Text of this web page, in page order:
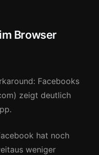
Browser
Facebooks
zeigt deutlich
hat noch
weniger